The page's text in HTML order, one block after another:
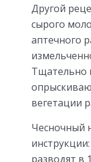
Другой
сырого
аптечного
Тщательно
вегетации
Чесночный
разводят в